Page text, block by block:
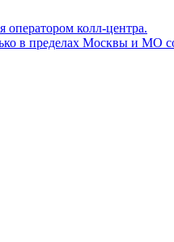
оператором колл-центра.
в пределах Москвы и МО